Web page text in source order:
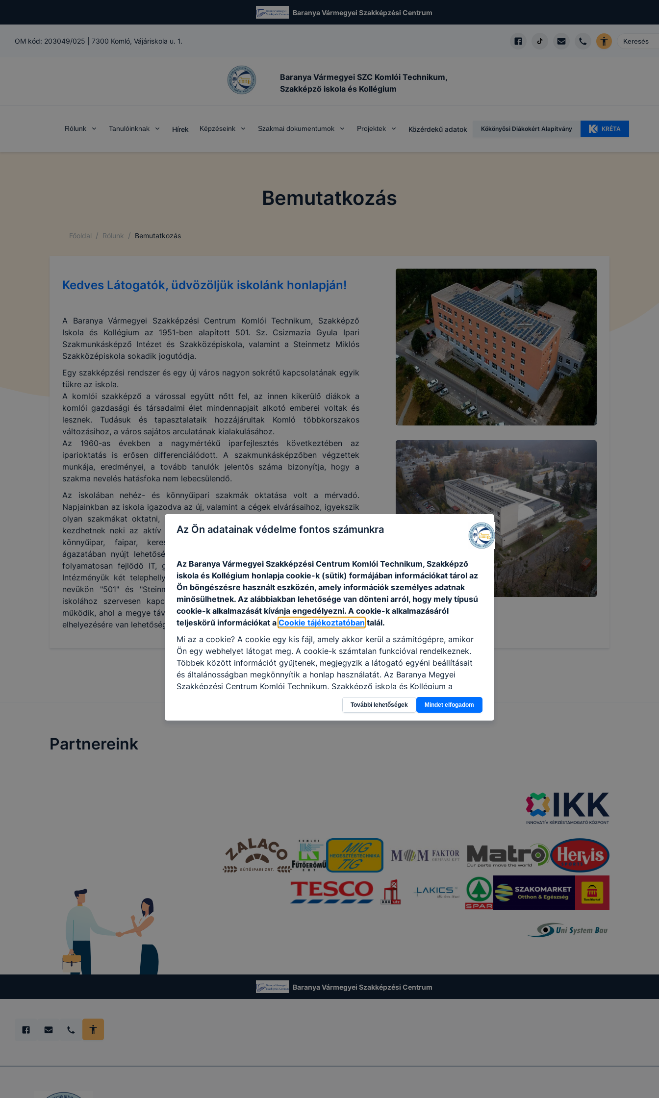
Baranya Vármegyei Szakképzési Centrum
OM kód: 203049/025 7300 Komló, Vájáriskola u. 1.
Baranya Vármegyei SZC Komlói Technikum,
Szakképző iskola és Kollégium
Rólunk Tanulóinknak Hírek Képzéseink Szakmai dokumentumok Projektek Közérdekű adatok Kökönyösi Diákokért Alapítvány KRÉTA
Bemutatkozás
Főoldal / Rólunk / Bemutatkozás
Kedves Látogatók, üdvözöljük iskolánk honlapján!
A Baranya Vármegyei Szakképzési Centrum Komlói Technikum, Szakképző
Iskola és Kollégium az 1951-ben alapított 501. Sz. Csizmazia Gyula Ipari
Szakmunkásképző Intézet és Szakközépiskola, valamint a Steinmetz Miklós
Szakközépiskola sokadik jogutódja.
Egy szakképzési rendszer és egy új város nagyon sokrétű kapcsolatának egyik
tükre az iskola.
A komlói szakképző a várossal együtt nőtt fel, az innen kikerülő diákok a
komlói gazdasági és társadalmi élet mindennapjait alkotó emberei voltak és
lesznek. Tudásuk és tapasztalataik hozzájárultak Komló többkorszakos
változásihoz, a város sajátos arculatának kialakulásához.
Az 1960-as években a nagymértékű iparfejlesztés következtében az
iparioktatás is erősen differenciálódott. A szakmunkásképzőben végzettek
munkája, eredményei, a tovább tanulók jelentős száma bizonyítja, hogy a
szakma nevelés hatásfoka nem lebecsülendő.
Az iskolában nehéz- és könnyűipari szakmák oktatása volt a mérvadó.
Napjainkban az iskola igazodva az új, valamint a cégek elvárásaihoz, igyekszik
olyan szakmákat oktatni, amivel az innen kikerülő tanulók biztos alapokon
kezdhetnek neki az aktív dolgozó életnek. Oktatott szakmáink a gépészet,
könnyűipar, faipar, kereskedelem, valamint az élelmiszeripar számos
ágazatában nyújt lehetőséget elhelyezkedésre. Nagy hangsúlyt fektetünk a
folyamatosan fejlődő IT, gazdasági, valamint szociális szakmák oktatására.
Intézményük két telephellyel működik a város két különböző dombján, régi
nevükön "501" és "Steinmetz, Kazinczy" ismerik sokan. Az iskolában az
iskolához szervesen kapcsolódva egy 80 férőhelyes koedukált kollégium
működik, ahol a megye távoli településeiről és más megyékből érkező tanulók
elhelyezésére van lehetőség.
Partnereink
Baranya Vármegyei Szakképzési Centrum
Az Ön adatainak védelme fontos számunkra
Az Baranya Vármegyei Szakképzési Centrum Komlói Technikum, Szakképző
iskola és Kollégium honlapja cookie-k (sütik) formájában információkat tárol az
Ön böngészésre használt eszközén, amely információk személyes adatnak
minősülhetnek. Az alábbiakban lehetősége van dönteni arról, hogy mely típusú
cookie-k alkalmazását kívánja engedélyezni. A cookie-k alkalmazásáról
teljeskörű információkat a Cookie tájékoztatóban talál.
Mi az a cookie? A cookie egy kis fájl, amely akkor kerül a számítógépre, amikor
Ön egy webhelyet látogat meg. A cookie-k számtalan funkcióval rendelkeznek.
Többek között információt gyűjtenek, megjegyzik a látogató egyéni beállításait
és általánosságban megkönnyítik a honlap használatát. Az Baranya Megyei
Szakképzési Centrum Komlói Technikum, Szakképző iskola és Kollégium a
cookie-kat a következő célokból használja: információ gyűjtése azzal
kapcsolatban, hogyan használja Ön a honlapot -annak felmérésével, hogy a
honlap melyik részeit látogatja, vagy használja leginkább, így megtudhatjuk,
tervezettől eltérően fog működni böngészőjében.
További lehetőségek Mindet elfogadom